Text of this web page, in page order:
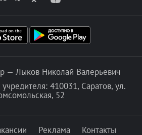
— Лыков Николай Валерьевич
410031, Саратов, ул.
52
Реклама
Контакты